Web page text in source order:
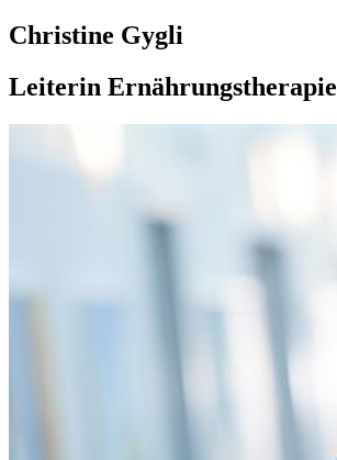
Christine Gygli
Leiterin Ernährungstherapie